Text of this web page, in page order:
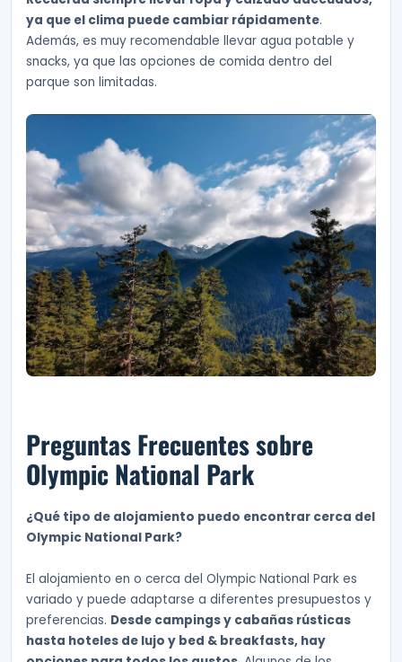
ya que el clima puede cambiar rápidamente.
Además, es muy recomendable llevar agua potable y
snacks, ya que las opciones de comida dentro del
parque son limitadas.
Preguntas Frecuentes sobre
Olympic National Park
¿Qué tipo de alojamiento puedo encontrar cerca del
Olympic National Park?
El alojamiento en o cerca del Olympic National Park es
variado y puede adaptarse a diferentes presupuestos y
preferencias. Desde campings y cabañas rústicas
hasta hoteles de lujo y bed & breakfasts, hay